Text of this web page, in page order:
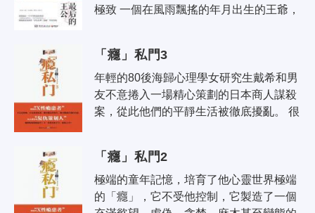
極致 一個在風雨飄搖的年月出生的王爺，
「癮」私門3
年輕的80後海歸心理學女研究生戴希和男
友不意捲入一場精心策劃的日本商人謀殺
案，從此他們的平靜生活被徹底擾亂。 很
「癮」私門2
極端的童年記憶，培育了他心靈世界極端
的「癮」，它不受他控制，它製造了一個